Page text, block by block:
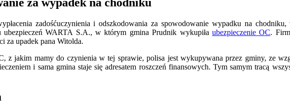
za wypadek na chodniku
zadośćuczynienia i odszkodowania za spowodowanie wypadku na
ubezpieczeń WARTA S.A., w którym gmina Prudnik wykupiła ubezpieczenie OC.
za upadek pana Witolda.
z jakim mamy do czynienia w tej sprawie, polisa jest wykupywana przez gminy, ze
i sama gmina staje się adresatem roszczeń finansowych. Tym samym tracą